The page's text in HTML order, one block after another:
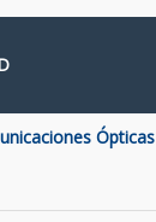
Ópticas